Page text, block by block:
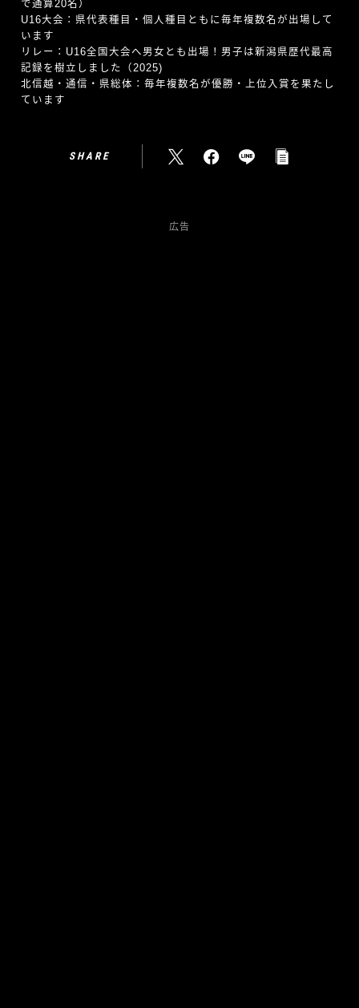
で通算20名）
U16大会：県代表種目・個人種目ともに毎年複数名が出場して
います
リレー：U16全国大会へ男女とも出場！男子は新潟県歴代最高
記録を樹立しました（2025)
北信越・通信・県総体：毎年複数名が優勝・上位入賞を果たし
ています
SHARE
広告